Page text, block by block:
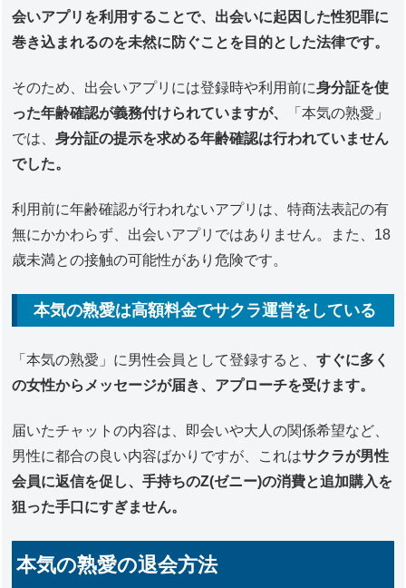
会いアプリを利用することで、出会いに起因した性犯罪に
巻き込まれるのを未然に防ぐことを目的とした法律です。
そのため、出会いアプリには登録時や利用前に身分証を使
った年齢確認が義務付けられていますが、
「本気の熟愛」
では、身分証の提示を求める年齢確認は行われていません
でした。
利用前に年齢確認が行われないアプリは、特商法表記の有
無にかかわらず、出会いアプリではありません。また、18
歳未満との接触の可能性があり危険です。
本気の熟愛は高額料金でサクラ運営をしている
「本気の熟愛」に男性会員として登録すると、すぐに多く
の女性からメッセージが届き、アプローチを受けます。
届いたチャットの内容は、即会いや大人の関係希望など、
男性に都合の良い内容ばかりですが、これはサクラが男性
会員に返信を促し、手持ちのZ(ゼニー)の消費と追加購入を
狙った手口にすぎません。
本気の熟愛の退会方法